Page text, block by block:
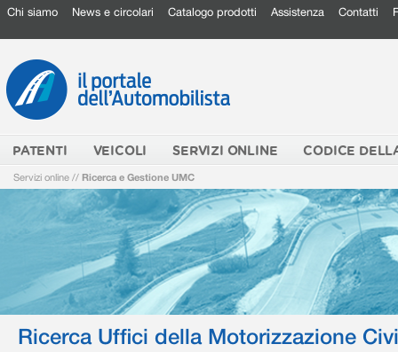
Chi siamo News e circolari Catalogo prodotti Assistenza Contatti
PATENTI VEICOLI SERVIZI ONLINE CODICE
Servizi online // Ricerca e Gestione UMC
Ricerca Uffici della Motorizzazione